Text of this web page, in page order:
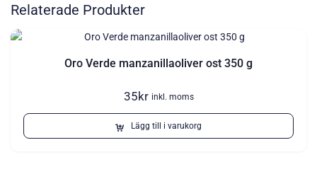
Relaterade Produkter
Oro Verde manzanillaoliver ost 350 g
35kr inkl. moms
Lägg till i varukorg